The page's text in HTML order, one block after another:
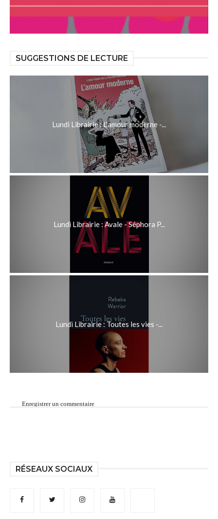
SUGGESTIONS DE LECTURE
Lundi Librairie : L'amour moderne -...
Lundi Librairie : Avale - Séphora P...
Lundi Librairie : Toutes les vies -...
Enregistrer un commentaire
RÉSEAUX SOCIAUX